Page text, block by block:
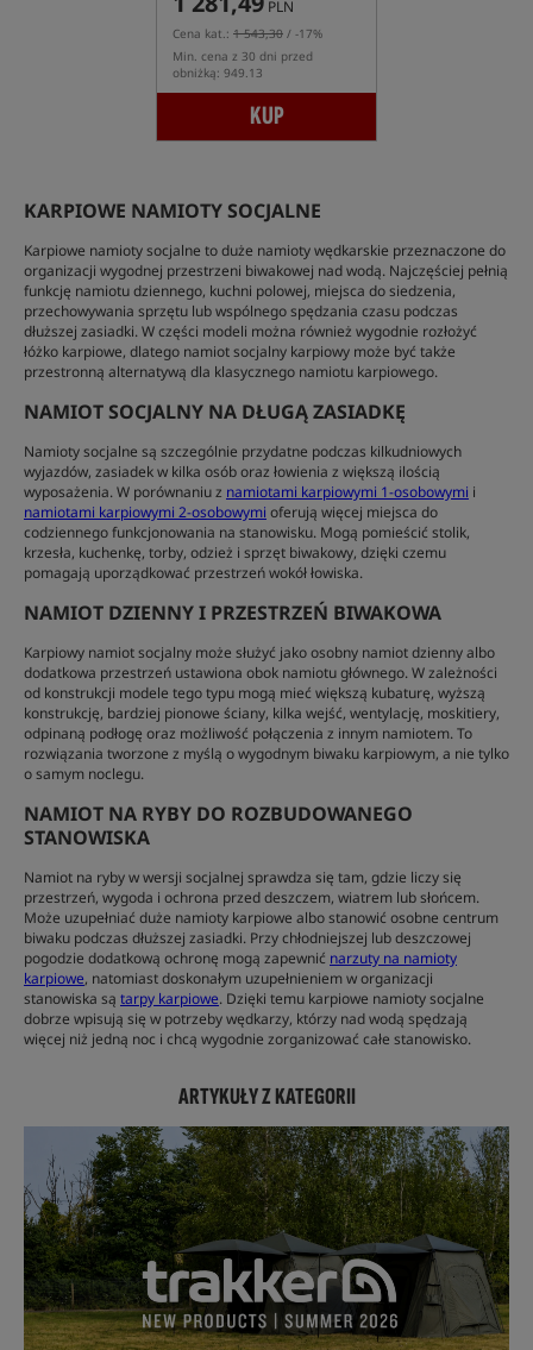
PLN
Cena kat.: 1 543,30 / -17%
Min. cena z 30 dni przed
obniżką: 949.13
KUP
KARPIOWE NAMIOTY SOCJALNE
Karpiowe namioty socjalne to duże namioty wędkarskie przeznaczone do
organizacji wygodnej przestrzeni biwakowej nad wodą. Najczęściej pełnią
funkcję namiotu dziennego, kuchni polowej, miejsca do siedzenia,
przechowywania sprzętu lub wspólnego spędzania czasu podczas
dłuższej zasiadki. W części modeli można również wygodnie rozłożyć
łóżko karpiowe, dlatego namiot socjalny karpiowy może być także
przestronną alternatywą dla klasycznego namiotu karpiowego.
NAMIOT SOCJALNY NA DŁUGĄ ZASIADKĘ
Namioty socjalne są szczególnie przydatne podczas kilkudniowych
wyjazdów, zasiadek w kilka osób oraz łowienia z większą ilością
wyposażenia. W porównaniu z namiotami karpiowymi 1-osobowymi i
namiotami karpiowymi 2-osobowymi oferują więcej miejsca do
codziennego funkcjonowania na stanowisku. Mogą pomieścić stolik,
krzesła, kuchenkę, torby, odzież i sprzęt biwakowy, dzięki czemu
pomagają uporządkować przestrzeń wokół łowiska.
NAMIOT DZIENNY I PRZESTRZEŃ BIWAKOWA
Karpiowy namiot socjalny może służyć jako osobny namiot dzienny albo
dodatkowa przestrzeń ustawiona obok namiotu głównego. W zależności
od konstrukcji modele tego typu mogą mieć większą kubaturę, wyższą
konstrukcję, bardziej pionowe ściany, kilka wejść, wentylację, moskitiery,
odpinaną podłogę oraz możliwość połączenia z innym namiotem. To
rozwiązania tworzone z myślą o wygodnym biwaku karpiowym, a nie tylko
o samym noclegu.
NAMIOT NA RYBY DO ROZBUDOWANEGO
STANOWISKA
Namiot na ryby w wersji socjalnej sprawdza się tam, gdzie liczy się
przestrzeń, wygoda i ochrona przed deszczem, wiatrem lub słońcem.
Może uzupełniać duże namioty karpiowe albo stanowić osobne centrum
biwaku podczas dłuższej zasiadki. Przy chłodniejszej lub deszczowej
pogodzie dodatkową ochronę mogą zapewnić narzuty na namioty
karpiowe, natomiast doskonałym uzupełnieniem w organizacji
stanowiska są tarpy karpiowe. Dzięki temu karpiowe namioty socjalne
dobrze wpisują się w potrzeby wędkarzy, którzy nad wodą spędzają
więcej niż jedną noc i chcą wygodnie zorganizować całe stanowisko.
ARTYKUŁY Z KATEGORII